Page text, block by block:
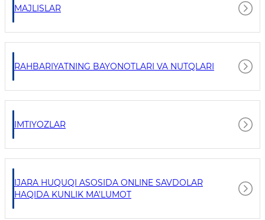
MAJLISLAR
RAHBARIYATNING BAYONOTLARI VA NUTQLARI
IMTIYOZLAR
IJARA HUQUQI ASOSIDA ONLINE SAVDOLAR
HAQIDA KUNLIK MA'LUMOT